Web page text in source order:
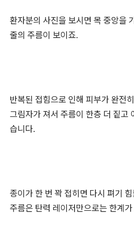
환자분의 사진을 보시면 목 중앙을
줄의 주름이 보이죠.
반복된 접힘으로 인해 피부가 완전
그림자가 져서 주름이 한층 더 짙고
습니다.
종이가 한 번 꽉 접히면 다시 펴기
주름은 탄력 레이저만으로는 한계